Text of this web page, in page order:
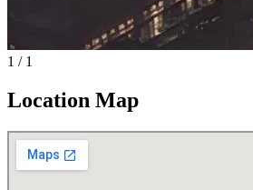
1 / 1
Location Map